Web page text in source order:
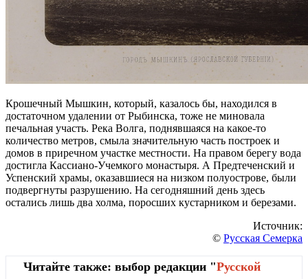
Крошечный Мышкин, который, казалось бы, находился в
достаточном удалении от Рыбинска, тоже не миновала
печальная участь. Река Волга, поднявшаяся на какое-то
количество метров, смыла значительную часть построек и
домов в приречном участке местности. На правом берегу вода
достигла Кассиано-Учемкого монастыря. А Предтеченский и
Успенский храмы, оказавшиеся на низком полуострове, были
подвергнуты разрушению. На сегодняшний день здесь
остались лишь два холма, поросших кустарником и березами.
Источник:
© Русская Семерка
Читайте также: выбор редакции "Русской